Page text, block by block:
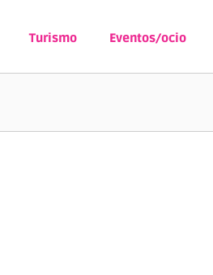
Turismo Eventos/ocio